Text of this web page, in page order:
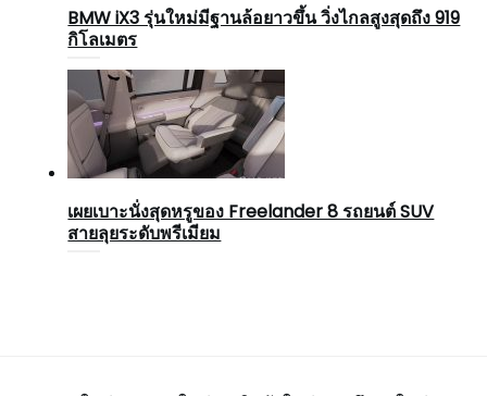
BMW iX3 รุ่นใหม่มีฐานล้อยาวขึ้น วิ่งไกลสูงสุดถึง 919
กิโลเมตร
เผยเบาะนั่งสุดหรูของ Freelander 8 รถยนต์ SUV
สายลุยระดับพรีเมียม